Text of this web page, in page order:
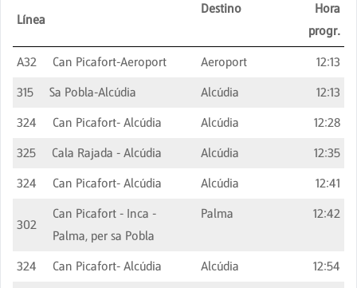
Línea
Destino
Hora
progr.
A32 Can Picafort-Aeroport Aeroport
12:13
315
Sa Pobla-Alcúdia Alcúdia
12:13
324
Can Picafort- Alcúdia Alcúdia
12:28
325
Cala Rajada - Alcúdia Alcúdia
12:35
324
Can Picafort- Alcúdia Alcúdia 12:41
302
Can Picafort - Inca -
Palma, per sa Pobla
Palma 12:42
324 Can Picafort- Alcúdia Alcúdia 12:54